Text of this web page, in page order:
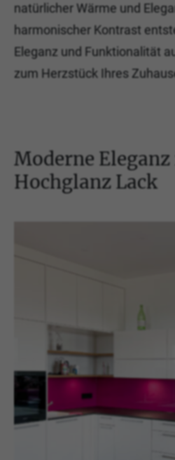
natürlicher Wärme und
harmonischer Kontrast
Eleganz und Funktionalität
zum Herzstück Ihres
Moderne
Hochglanz Lack